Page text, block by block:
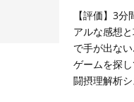
【評価】3
アルな感想
で手が出な
ゲームを探
闘摂理解析